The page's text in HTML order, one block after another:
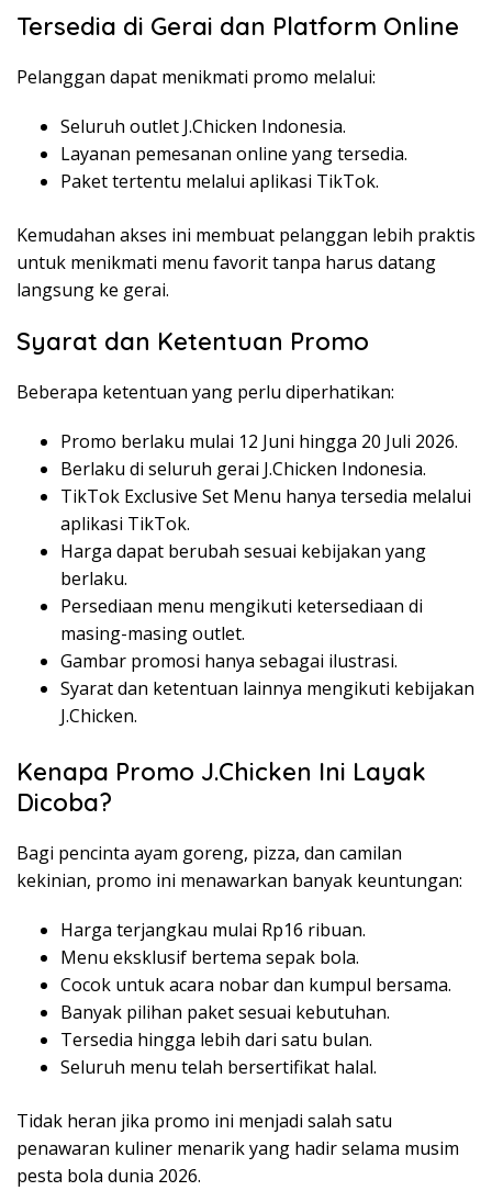
Tersedia di Gerai dan Platform Online
Pelanggan dapat menikmati promo melalui:
Seluruh outlet J.Chicken Indonesia.
Layanan pemesanan online yang tersedia.
Paket tertentu melalui aplikasi TikTok.
Kemudahan akses ini membuat pelanggan lebih praktis
untuk menikmati menu favorit tanpa harus datang
langsung ke gerai.
Syarat dan Ketentuan Promo
Beberapa ketentuan yang perlu diperhatikan:
Promo berlaku mulai 12 Juni hingga 20 Juli 2026.
Berlaku di seluruh gerai J.Chicken Indonesia.
TikTok Exclusive Set Menu hanya tersedia melalui
aplikasi TikTok.
Harga dapat berubah sesuai kebijakan yang
berlaku.
Persediaan menu mengikuti ketersediaan di
masing-masing outlet.
Gambar promosi hanya sebagai ilustrasi.
Syarat dan ketentuan lainnya mengikuti kebijakan
J.Chicken.
Kenapa Promo J.Chicken Ini Layak
Dicoba?
Bagi pencinta ayam goreng, pizza, dan camilan
kekinian, promo ini menawarkan banyak keuntungan:
Harga terjangkau mulai Rp16 ribuan.
Menu eksklusif bertema sepak bola.
Cocok untuk acara nobar dan kumpul bersama.
Banyak pilihan paket sesuai kebutuhan.
Tersedia hingga lebih dari satu bulan.
Seluruh menu telah bersertifikat halal.
Tidak heran jika promo ini menjadi salah satu
penawaran kuliner menarik yang hadir selama musim
pesta bola dunia 2026.